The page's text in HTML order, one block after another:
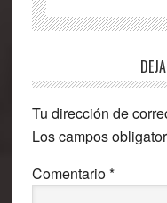
Interacciones
con
los
lectores
Tu dirección de
Los campos
Comentario*